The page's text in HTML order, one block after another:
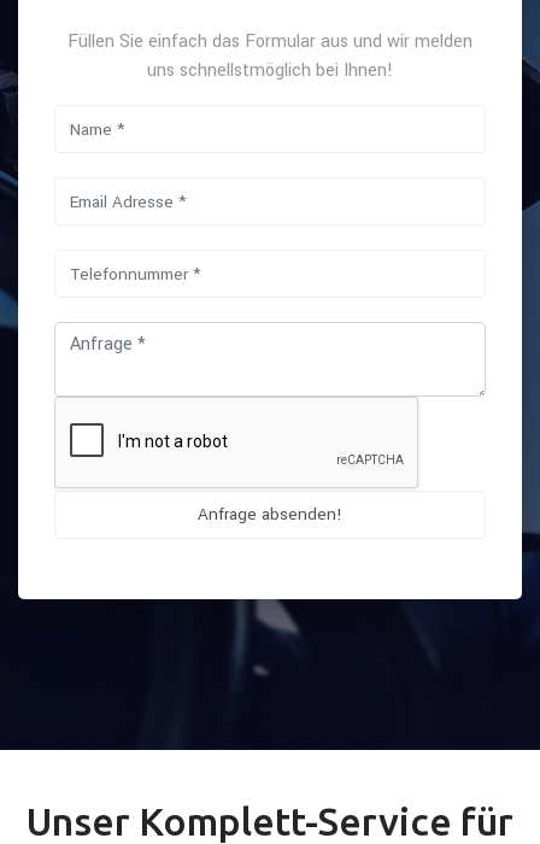
Füllen Sie einfach das Formular aus und wir melden
uns schnellstmöglich bei Ihnen!
Unser Komplett-Service für